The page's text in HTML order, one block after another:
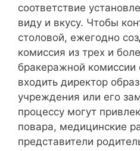
соответствие
виду и вкусу. Чтобы
столовой, ежегодно
комиссия из трех и
бракеражной комиссии
входить директор
учреждения или его
процессу могут
повара, медицинские
представители